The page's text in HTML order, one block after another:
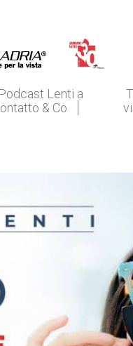
Podcast Lenti a
& Co